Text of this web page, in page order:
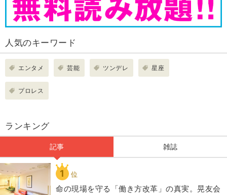
人気のキーワード
エンタメ 芸能 ツンデレ 星座
プロレス
ランキング
記事 雑誌
1 位
​命の現場を守る「働き方改革」の真実。晃友会